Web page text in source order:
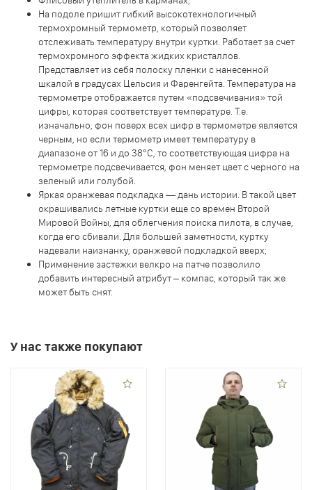
На подоле пришит гибкий высокотехнологичный
термохромный термометр, который позволяет
отслеживать температуру внутри куртки. Работает за счет
термохромного эффекта жидких кристаллов.
Представляет из себя полоску пленки с нанесенной
шкалой в градусах Цельсия и Фаренгейта. Температура на
термометре отображается путем «подсвечивания» той
цифры, которая соответствует температуре. Т.е.
изначально, фон поверх всех цифр в термометре является
черным, но если термометр имеет температуру в
диапазоне от 16 и до 38°С, то соответствующая цифра на
термометре подсвечивается, фон меняет цвет с черного на
зеленый или голубой.
Яркая оранжевая подкладка — дань истории. В такой цвет
окрашивались летные куртки еще со времен Второй
Мировой Войны, для облегчения поиска пилота, в случае,
когда его сбивали. Для большей заметности, куртку
надевали наизнанку, оранжевой подкладкой вверх;
Применение застежки велкро на патче позволило
добавить интересный атрибут – компас, который так же
может быть снят.
У нас также покупают